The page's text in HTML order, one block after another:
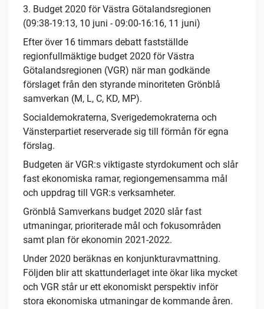
3. Budget 2020 för Västra Götalandsregionen
(09:38-19:13, 10 juni - 09:00-16:16, 11 juni)
Efter över 16 timmars debatt fastställde
regionfullmäktige budget 2020 för Västra
Götalandsregionen (VGR) när man godkände
förslaget från den styrande minoriteten Grönblå
samverkan (M, L, C, KD, MP).
Socialdemokraterna, Sverigedemokraterna och
Vänsterpartiet reserverade sig till förmån för egna
förslag.
Budgeten är VGR:s viktigaste styrdokument och slår
fast ekonomiska ramar, regiongemensamma mål
och uppdrag till VGR:s verksamheter.
Grönblå Samverkans budget 2020 slår fast
utmaningar, prioriterade mål och fokusområden
samt plan för ekonomin 2021-2022.
Under 2020 beräknas en konjunkturavmattning.
Följden blir att skattunderlaget inte ökar lika mycket
och VGR står ur ett ekonomiskt perspektiv inför
stora ekonomiska utmaningar de kommande åren.